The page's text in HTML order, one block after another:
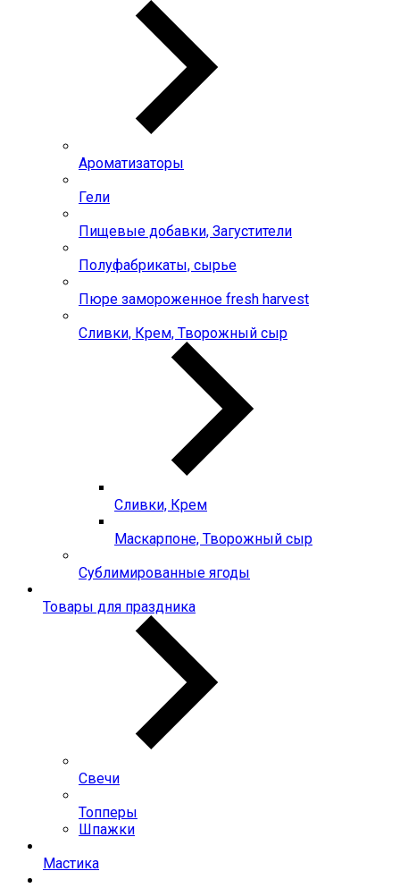
Ароматизаторы
Гели
Пищевые добавки, Загустители
Полуфабрикаты, сырье
Пюре замороженное fresh harvest
Сливки, Крем, Творожный сыр
Сливки, Крем
Маскарпоне, Творожный сыр
Сублимированные ягоды
Товары для праздника
Свечи
Топперы
Шпажки
Мастика